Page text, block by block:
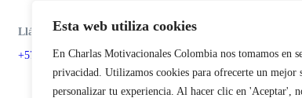
Esta web utiliza cookies
En Charlas Motivacionales Colombia nos tomamos en
privacidad. Utilizamos cookies para ofrecerte un mejor
personalizar tu experiencia. Al hacer clic en 'Aceptar',
Llámenos o escríbanos
+57 310 332 0785